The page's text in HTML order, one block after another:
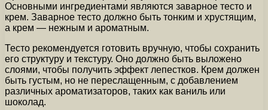
Основными ингредиентами являются заварное тесто и
крем. Заварное тесто должно быть тонким и хрустящим,
а крем — нежным и ароматным.
Тесто рекомендуется готовить вручную, чтобы сохранить
его структуру и текстуру. Оно должно быть выложено
слоями, чтобы получить эффект лепестков. Крем должен
быть густым, но не переслащенным, с добавлением
различных ароматизаторов, таких как ваниль или
шоколад.